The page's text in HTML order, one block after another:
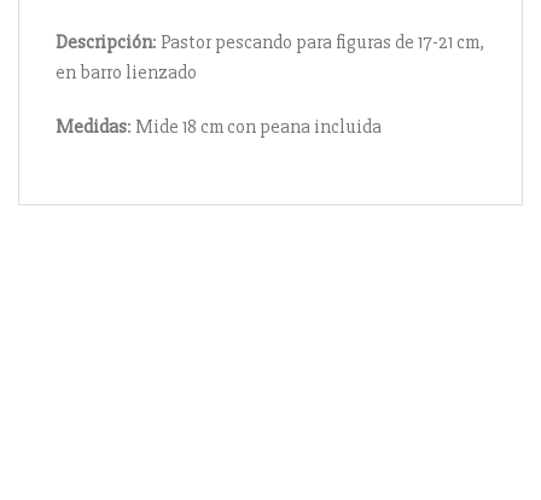
Descripción: Pastor pescando para figuras de 17-21 cm,
en barro lienzado
Medidas: Mide 18 cm con peana incluida